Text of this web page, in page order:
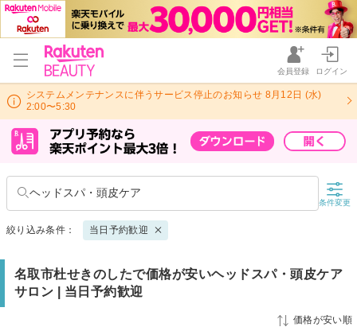
会員登録 ログイン
システムメンテナンスに伴うサービス停止のお知らせ 8月12日 (水)
2:00〜5:30
ヘッドスパ・頭皮ケア
条件変更
絞り込み条件： 当日予約歓迎
名取市杜せきのしたで価格が安いヘッドスパ・頭皮ケア
サロン | 当日予約歓迎
価格が安い順